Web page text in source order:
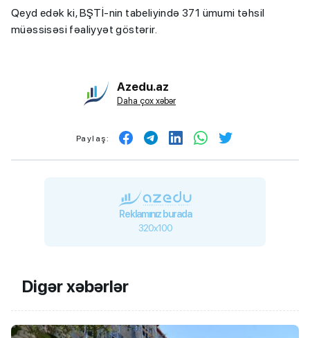
Qeyd edək ki, BŞTİ-nin tabeliyində 371 ümumi təhsil
müəssisəsi fəaliyyət göstərir.
Azedu.az
Daha çox xəbər
Paylaş:
Reklamınız burada
320x100
Digər xəbərlər